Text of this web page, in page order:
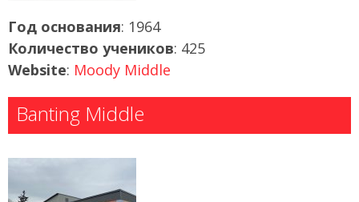
Год основания: 1964
Количество учеников: 425
Website: Moody Middle
Banting Middle